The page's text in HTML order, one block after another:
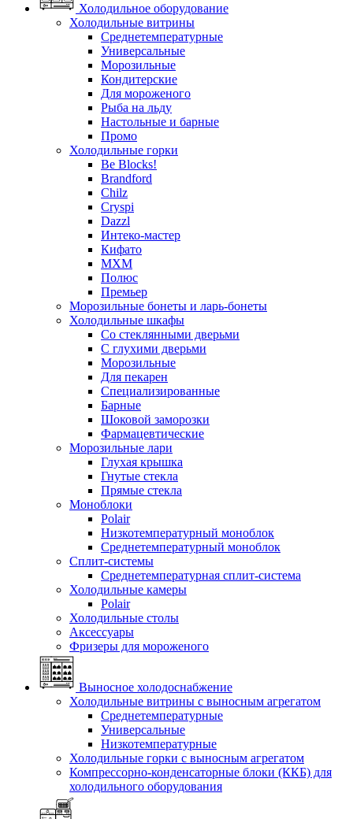
Холодильное оборудование
Холодильные витрины
Среднетемпературные
Универсальные
Морозильные
Кондитерские
Для мороженого
Рыба на льду
Настольные и барные
Промо
Холодильные горки
Be Blocks!
Brandford
Chilz
Cryspi
Dazzl
Интеко-мастер
Кифато
МХМ
Полюс
Премьер
Морозильные бонеты и ларь-бонеты
Холодильные шкафы
Со стеклянными дверьми
С глухими дверьми
Морозильные
Для пекарен
Специализированные
Барные
Шоковой заморозки
Фармацевтические
Морозильные лари
Глухая крышка
Гнутые стекла
Прямые стекла
Моноблоки
Polair
Низкотемпературный моноблок
Среднетемпературный моноблок
Сплит-системы
Среднетемпературная сплит-система
Холодильные камеры
Polair
Холодильные столы
Аксессуары
Фризеры для мороженого
Выносное холодоснабжение
Холодильные витрины с выносным агрегатом
Среднетемпературные
Универсальные
Низкотемпературные
Холодильные горки с выносным агрегатом
Компрессорно-конденсаторные блоки (ККБ) для
холодильного оборудования